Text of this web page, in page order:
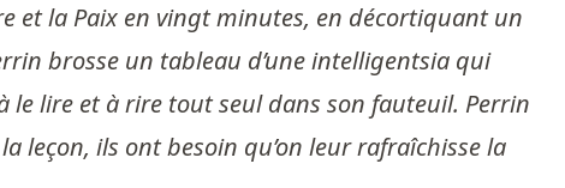
et la Paix en vingt minutes, en décortiquant un
brosse un tableau d’une intelligentsia qui
le lire et à rire tout seul dans son fauteuil. Perrin
leçon, ils ont besoin qu’on leur rafraîchisse la